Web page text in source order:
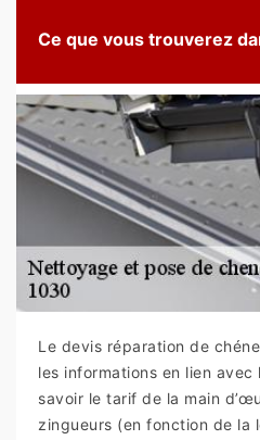
Ce que vous trouverez
Le devis réparation de
les informations en lien
savoir le tarif de la main
zingueurs (en fonction de la